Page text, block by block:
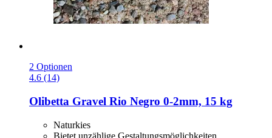
2 Optionen
4.6 (14)
Olibetta Gravel Rio Negro 0-​2mm, 15 kg
Naturkies
Bietet unzählige Gestaltungsmöglichkeiten